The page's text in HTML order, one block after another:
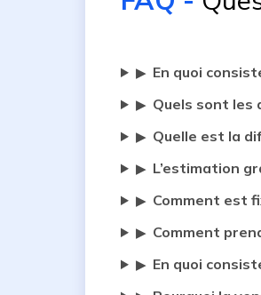
▶ En quoi
▶ Quels sont les
▶ Quelle est la
▶ L’estimation
▶ Comment est
▶ Comment
▶ En quoi